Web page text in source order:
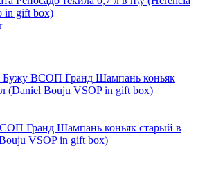
in gift box)
Гранд Шампань коньяк старый в
VSOP in gift box)